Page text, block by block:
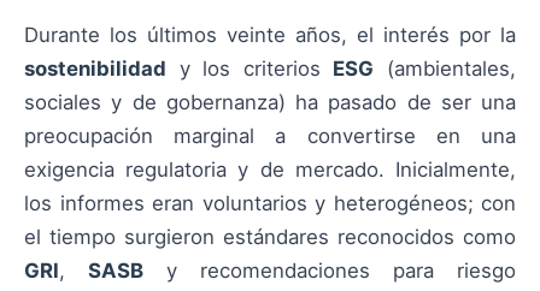
Durante los últimos veinte años, el interés por la
sostenibilidad y los criterios ESG (ambientales,
sociales y de gobernanza) ha pasado de ser una
preocupación marginal a convertirse en una
exigencia regulatoria y de mercado. Inicialmente,
los informes eran voluntarios y heterogéneos; con
el tiempo surgieron estándares reconocidos como
GRI, SASB y recomendaciones para riesgo